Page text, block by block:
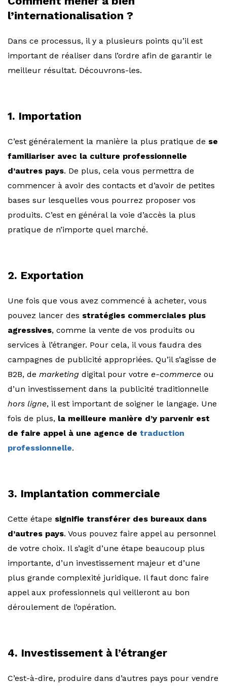
l’internationalisation ?
Dans ce processus, il y a plusieurs points qu’il est
important de réaliser dans l’ordre afin de garantir le
meilleur résultat. Découvrons-les.
1. Importation
C’est généralement la manière la plus pratique de se
familiariser avec la culture professionnelle
d’autres pays. De plus, cela vous permettra de
commencer à avoir des contacts et d’avoir de petites
bases sur lesquelles vous pourrez proposer vos
produits. C’est en général la voie d’accès la plus
pratique de n’importe quel marché.
2. Exportation
Une fois que vous avez commencé à acheter, vous
pouvez lancer des stratégies commerciales plus
agressives, comme la vente de vos produits ou
services à l’étranger. Pour cela, il vous faudra des
campagnes de publicité appropriées. Qu’il s’agisse de
B2B, de marketing digital pour votre e-commerce ou
d’un investissement dans la publicité traditionnelle
hors ligne, il est important de soigner le langage. Une
fois de plus, la meilleure manière d’y parvenir est
de faire appel à une agence de traduction
professionnelle.
3. Implantation commerciale
Cette étape signifie transférer des bureaux dans
d’autres pays. Vous pouvez faire appel au personnel
de votre choix. Il s’agit d’une étape beaucoup plus
importante, d’un investissement majeur et d’une
plus grande complexité juridique. Il faut donc faire
appel aux professionnels qui veilleront au bon
déroulement de l’opération.
4. Investissement à l’étranger
C’est-à-dire, produire dans d’autres pays pour vendre